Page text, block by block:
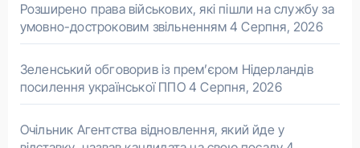
Розширено права військових, які пішли на службу за
умовно-достроковим звільненням 4 Серпня, 2026
Зеленський обговорив із прем’єром Нідерландів
посилення української ППО 4 Серпня, 2026
Очільник Агентства відновлення, який йде у